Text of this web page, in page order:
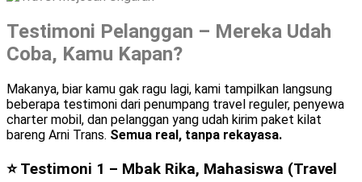
Testimoni Pelanggan – Mereka Udah
Coba, Kamu Kapan?
Makanya, biar kamu gak ragu lagi, kami tampilkan langsung
beberapa testimoni dari penumpang travel reguler, penyewa
charter mobil, dan pelanggan yang udah kirim paket kilat
bareng Arni Trans. Semua real, tanpa rekayasa.
⭐ Testimoni 1 – Mbak Rika, Mahasiswa (Travel